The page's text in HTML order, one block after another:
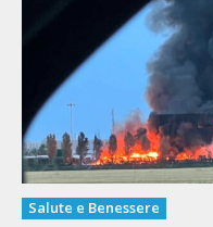
Salute e Benessere